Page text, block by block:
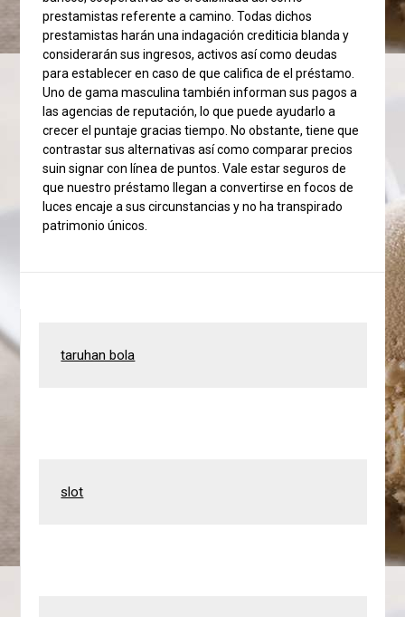
prestamistas referente a camino. Todas dichos
prestamistas harán una indagación crediticia blanda y
considerarán sus ingresos, activos así­ como deudas
para establecer en caso de que califica de el préstamo.
Uno de gama masculina también informan sus pagos a
las agencias de reputación, lo que puede ayudarlo a
crecer el puntaje gracias tiempo. No obstante, tiene que
contrastar sus alternativas así­ como comparar precios
suin signar con línea de puntos. Vale estar seguros de
que nuestro préstamo llegan a convertirse en focos de
luces encaje a sus circunstancias y no ha transpirado
patrimonio únicos.
taruhan bola
slot